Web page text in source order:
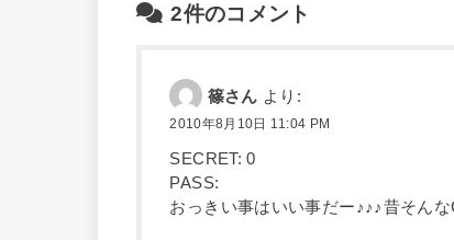
2件のコメント
篠さん より:
2010年8月10日 11:04 PM
SECRET: 0
PASS:
おっきい事はいい事だー♪♪♪昔そん